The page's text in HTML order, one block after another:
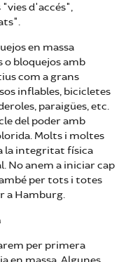
d'accés",
en massa
bloquejos amb
com a grans
inflables, bicicletes
paraigües, etc.
del poder amb
Molts i moltes
la integritat física
No anem a iniciar cap
per tots i totes
a Hamburg.
per primera